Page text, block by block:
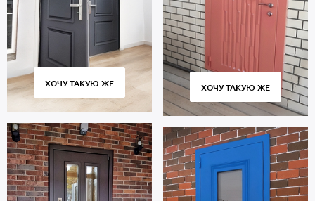
ХОЧУ ТАКУЮ ЖЕ ХОЧУ ТАКУЮ ЖЕ